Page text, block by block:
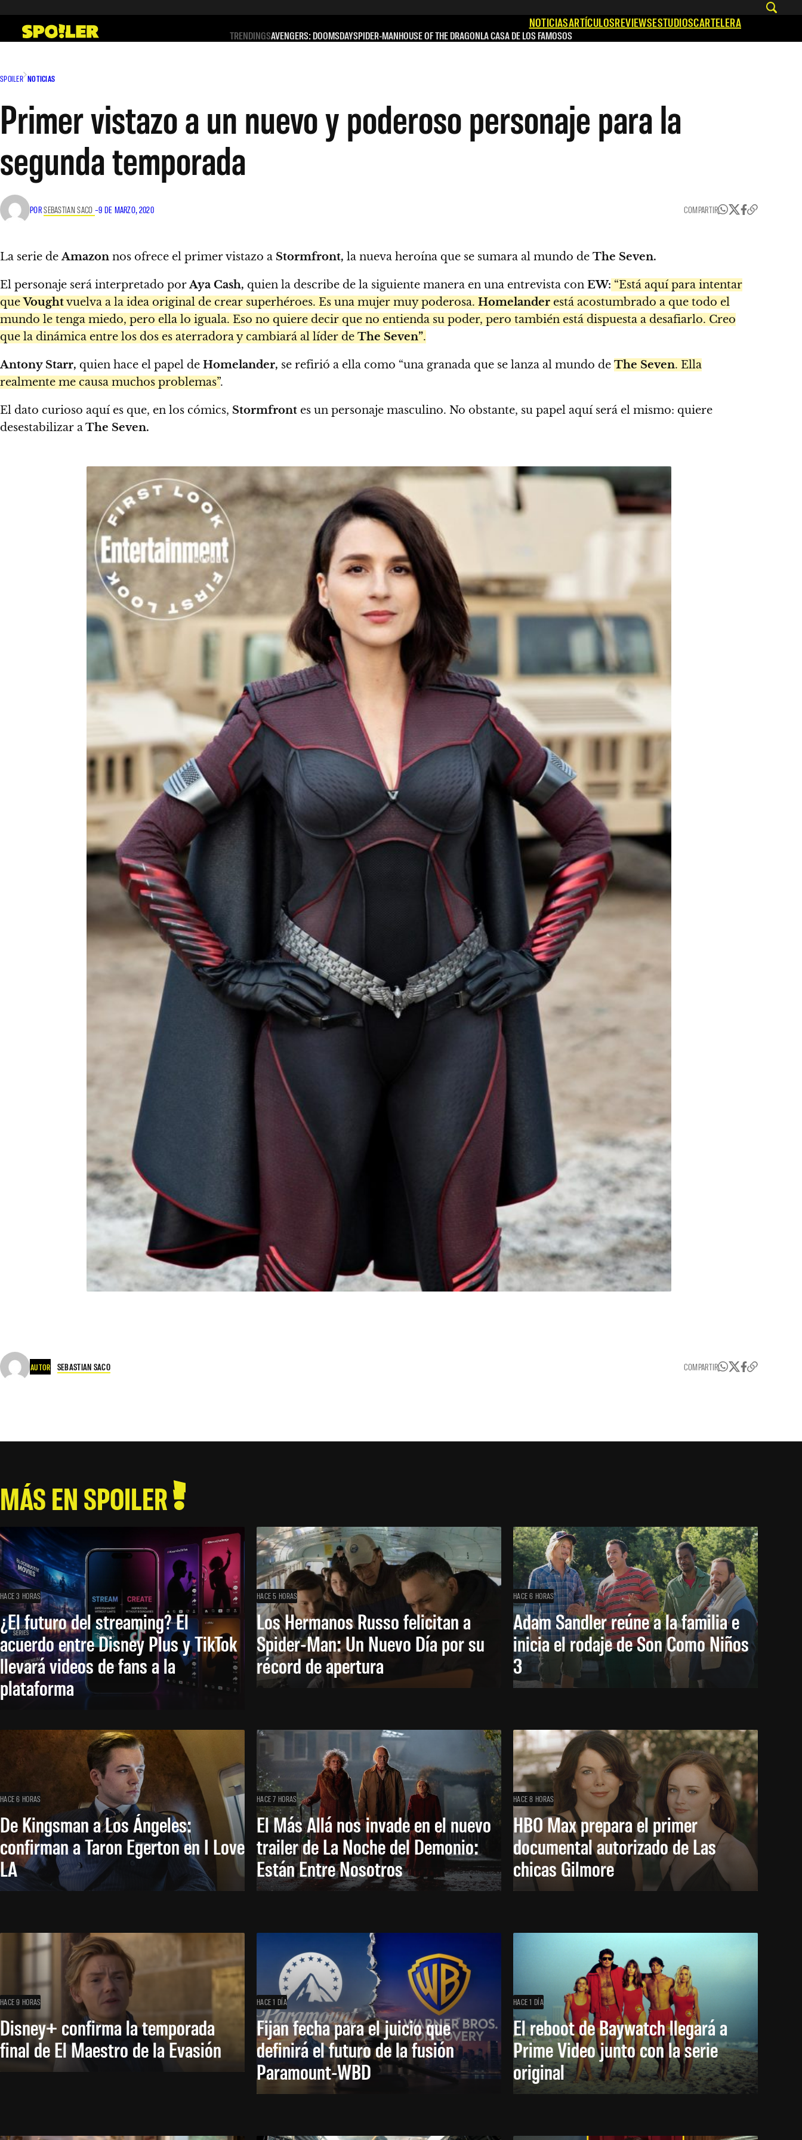
contenido
NOTICIASARTÍCULOSREVIEWSESTUDIOSCARTELERA
TRENDINGSAVENGERS: DOOMSDAYSPIDER-MANHOUSE OF THE DRAGONLA CASA DE LOS FAMOSOS
SPOILER NOTICIAS
Primer vistazo a un nuevo y poderoso personaje para la
segunda temporada
PORSEBASTIAN SACO –9 DE MARZO, 2020 COMPARTIR
La serie deAmazon nos ofrece el primer vistazo a Stormfront, la nueva heroína que se sumara al mundo de The Seven.
El personaje será interpretado porAya Cash, quien la describe de la siguiente manera en una entrevista con EW: “Está aquí para intentar
queVoughtvuelva a la idea original de crear superhéroes. Es una mujer muy poderosa. Homelander está acostumbrado a que todo el
mundo le tenga miedo, pero ella lo iguala. Eso no quiere decir que no entienda su poder, pero también está dispuesta a desafiarlo. Creo
que la dinámica entre los dos es aterradora y cambiará al líder de The Seven”.
Antony Starr, quien hace el papel de Homelander, se refirió a ella como “una granada que se lanza al mundo de The Seven. Ella
realmente me causa muchos problemas”.
El dato curioso aquí es que, en los cómics, Stormfront es un personaje masculino. No obstante, su papel aquí será el mismo: quiere
desestabilizar aThe Seven.
AUTOR SEBASTIAN SACO COMPARTIR
MÁS EN SPOILER
HACE 3 HORAS
¿El futuro del streaming? El
acuerdo entre Disney Plus y TikTok
llevará videos de fans a la
plataforma
HACE 5 HORAS
Los Hermanos Russo felicitan a
Spider-Man: Un Nuevo Día por su
récord de apertura
HACE 6 HORAS
Adam Sandler reúne a la familia e
inicia el rodaje de Son Como Niños
3
HACE 6 HORAS
De Kingsman a Los Ángeles:
confirman a Taron Egerton en I Love
LA
HACE 7 HORAS
El Más Allá nos invade en el nuevo
trailer de La Noche del Demonio:
Están Entre Nosotros
HACE 8 HORAS
HBO Max prepara el primer
documental autorizado de Las
chicas Gilmore
HACE 9 HORAS
Disney+ confirma la temporada
final de El Maestro de la Evasión
HACE 1 DÍA
Fijan fecha para el juicio que
definirá el futuro de la fusión
Paramount-WBD
HACE 1 DÍA
El reboot de Baywatch llegará a
Prime Video junto con la serie
original